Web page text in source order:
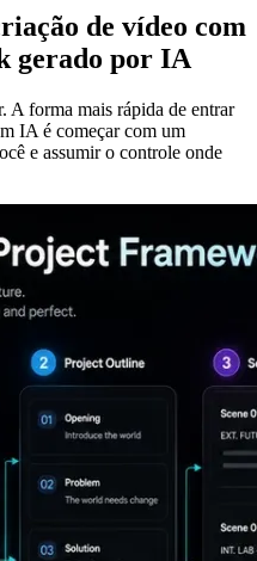
de vídeo com
gerado por IA
A forma mais rápida de entrar
IA é começar com um
e assumir o controle onde